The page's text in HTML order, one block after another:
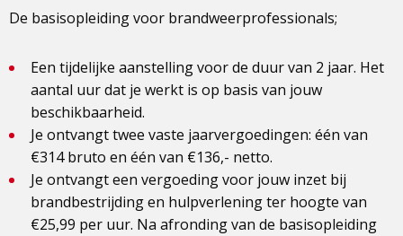
De basisopleiding voor brandweerprofessionals;
Een tijdelijke aanstelling voor de duur van 2 jaar. Het
aantal uur dat je werkt is op basis van jouw
beschikbaarheid.
Je ontvangt twee vaste jaarvergoedingen: één van
€314 bruto en één van €136,- netto.
Je ontvangt een vergoeding voor jouw inzet bij
brandbestrijding en hulpverlening ter hoogte van
€25,99 per uur. Na afronding van de basisopleiding